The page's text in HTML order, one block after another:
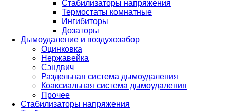
Стабилизаторы напряжения
Термостаты комнатные
Ингибиторы
Дозаторы
Дымоудаление и воздухозабор
Оцинковка
Нержавейка
Сэндвич
Раздельная система дымоудаления
Коаксиальная система дымоудаления
Прочее
Стабилизаторы напряжения